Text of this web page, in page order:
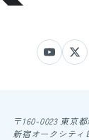
〒160-0023 東京
新宿オークシティ